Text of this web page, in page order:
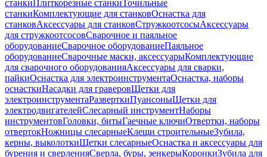
станкиПлиткорезные станкиТочильные
станкиКомплектующие для станковОснастка для
станковАксессуары для станковСтружкоотсосыАксессуары
для стружкоотсосовСварочное и паяльное
оборудованиеСварочное оборудованиеПаяльное
оборудованиеСварочные маски, аксессуарыКомплектующие
для сварочного оборудованияАксессуары для сварки,
пайкиОснастка для электроинструментаОснастка, наборы
оснасткиНасадки для граверовЩетки для
электроинструментаРазверткиПуансоныЩетки для
электродвигателейСлесарный инструментНаборы
инструментовГоловки, битыГаечные ключиОтвертки, наборы
отвертокНожницы слесарныеКлещи строительныеЗубила,
керны, выколоткиЩетки слесарныеОснастка и аксессуары для
бурения и сверленияСверла, буры, зенкерыКоронкиЗубила для